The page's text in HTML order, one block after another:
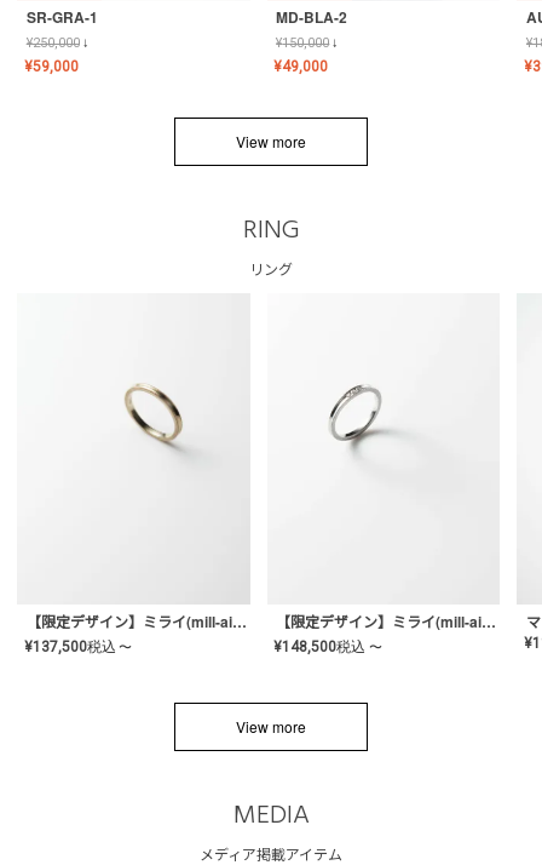
SR-GRA-1
¥250,000↓
¥59,000
MD-BLA-2
¥150,000↓
¥49,000
¥
¥
View more
RING
リング
【限定デザイン】ミライ(mill-ai)リング
¥137,500税込 〜
【限定デザイン】ミライ(mill-ai)リング
¥148,500税込 〜 ¥
View more
MEDIA
メディア掲載アイテム